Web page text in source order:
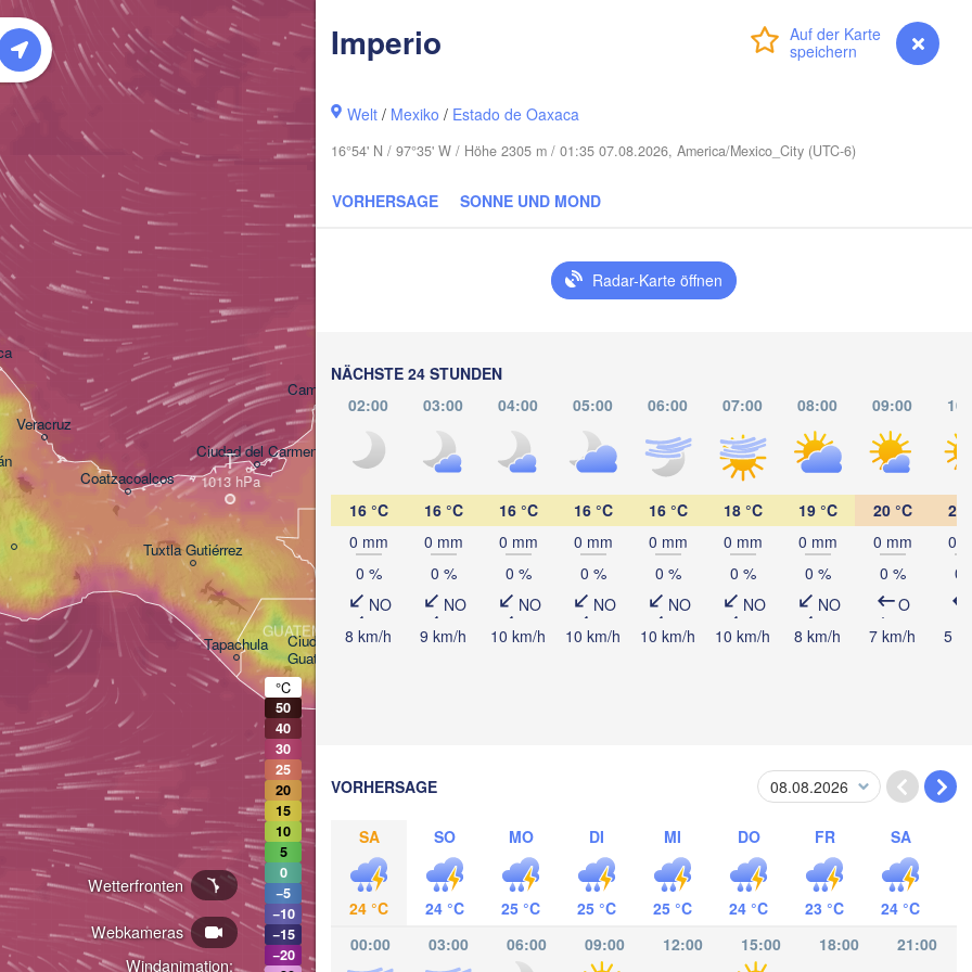
myVentusky Vorhersage
Imperio
Welt / Mexiko / Estado de Oaxaca
16°54' N / 97°35' W / Höhe 2305 m / 01:35 07.08.2026, America/Mexico_City (UTC-6)
VORHERSAGE SONNE UND MOND
Radar-Karte öffnen
NÄCHSTE 24 STUNDEN
02:00
03:00 04:00 05:00 06:00 07:00 08:00 09:00
16 °C
0 mm
0 %
NO
8 km/h
16 °C
0 mm
0 %
NO
9 km/h
16 °C
0 mm
0 %
NO
10 km/h
16 °C
0 mm
0 %
NO
10 km/h
16 °C
0 mm
0 %
NO
10 km/h
18 °C
0 mm
0 %
NO
10 km/h
19 °C
0 mm
0 %
NO
8 km/h
20 °C
0 mm
0 %
O
7 km/h
22
0
0
5
VORHERSAGE
SA
24 °C
SO
24 °C
MO
25 °C
DI
25 °C
MI
25 °C
DO
24 °C
FR
23 °C
SA
24 °C
00:00
03:00 06:00 09:00 12:00 15:00 18:00 21:00
Windanimation:
Webkameras
Wetterfronten
Ciudad de
Guatemala
Tuxtla Gutiérrez
Tapachula
Campeche
Coatzacoalcos
Ciudad del Carmen
Veracruz
GUATEMALA
Cape Coral
San Pedro Sula
Catacamas
Chetumal
BELIZE
Panamá
San José
COSTA RICA
T
°C
50
40
30
25
20
15
10
5
0
−5
−10
−15
−20